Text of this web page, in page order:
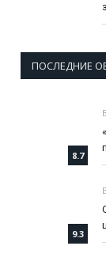
ПОСЛЕДНИЕ
8.7
9.3